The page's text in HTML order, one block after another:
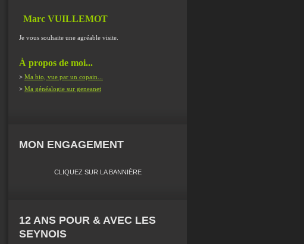
Marc VUILLEMOT
Je vous souhaite une agréable visite.
À propos de moi...
> Ma bio, vue par un copain...
> Ma généalogie sur geneanet
MON ENGAGEMENT
CLIQUEZ SUR LA BANNIÈRE
12 ANS POUR & AVEC LES
SEYNOIS